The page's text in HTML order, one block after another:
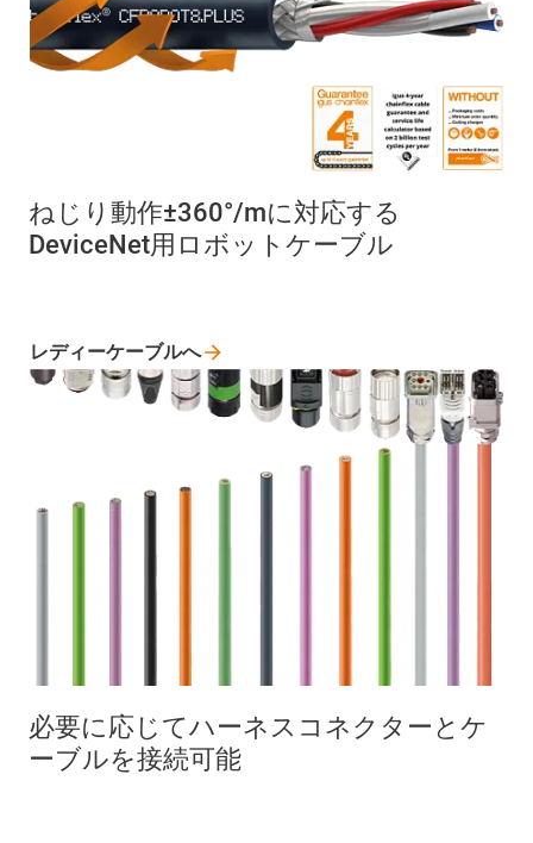
ねじり動作±360°/mに対応する
DeviceNet用ロボットケーブル
必要に応じてハーネスコネクターとケ
ーブルを接続可能
レディーケーブルへ